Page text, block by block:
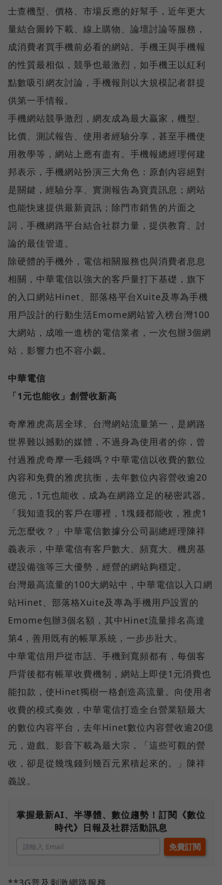
士查機型、價格、市場反應的好幫手，近年更大
量結合圖鈴下載、線上購物、論壇討論等服務，
成消費者買手機前必看的網站。手機王與手機報
的性質最相似，競爭也最激烈，如手機王以紅利
點數吸引網友討論，手機報則以大規模記者群提
供第一手情報。
手機網站競爭激烈，網友成為最大贏家，機型、
比價、測試報告、使用者經驗分享，甚至手機使
用教學等，網站上應有盡有。手機報總經理何建
邦表示，手機網站扮演三大角色：原創內容絕對
是關鍵，經驗分享、實測報告為寶貴訊息；網站
也能快速提供最新資訊；除門市銷售的片面之
詞，手機網路平台結合社群力量，提供教育、討
論的最佳管道。
除硬體的手機外，電信相關服務也與消費者息息
相關，中華電信以強大的客戶量打下基礎，旗下
的入口網站Hinet、部落格平台Xuite及專為手機
用戶設計的行動生活Emome網站皆入榜台灣100
大網站，成唯一進榜的電信業者，一次包辦3個網
站，影響力也不容小覷。
中華電信
「1元也能收」創營收新高
奇摩雅虎高居全球、台灣網站流量第一，是網路
世界難以撼動的媒體，不過身為使用者的你，曾
付過雅虎奇摩一毛錢嗎？中華電信以收費的數位
內容和免費的雅虎抗衡，去年數位內容營收逾20
億元，1元也能收，成為在網路立足的秘密武器。
「我知道我的客戶在哪裡，1塊錢都能收，雅虎1
元怎麼收？」中華電信數據分公司副總經理陳祥
義表示，中華電信有客戶數大、頻寬大、機房基
礎設備強等三大優勢，經營的網站夠穩定。
台灣最高流量的100大網站中，中華電信以入口網
站Hinet、部落格Xuite及專為手機用戶設置的
Emome包辦3個名額，其中Hinet流量排名高達
第4，善用既有的帳單系統，一步步壯大。
中華電信用戶從市話、手機到寬頻都有，每個客
戶背後都有帳單收費機制，網站上即使1元消費也
能扣款，使Hinet獨樹一格創造高流量。向使用者
收費的模式奏效，中華電信打造全台營業額最大
的數位內容平台，去年Hinet數位內容營收逾20億
元，遊戲、影音下載為最大宗，「這些可觀的營
收，卻是從幾塊錢到幾百元累積起來的。」陳祥
義說。
掌握最新AI、半導體、數位趨勢！訂閱《數位
時代》日報及社群活動訊息